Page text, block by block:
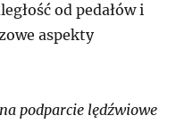
od pedałów i
aspekty
podparcie lędźwiowe